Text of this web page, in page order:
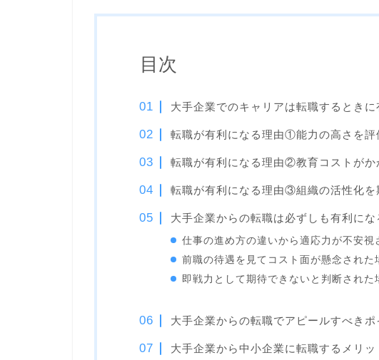
目次
大手企業でのキャリアは転職するときに
転職が有利になる理由①能力の高さを評
転職が有利になる理由②教育コストがか
転職が有利になる理由③組織の活性化を
大手企業からの転職は必ずしも有利に
仕事の進め方の違いから適応力が不安視
前職の待遇を見てコスト面が懸念された
即戦力として期待できないと判断された
大手企業からの転職でアピールすべきポ
大手企業から中小企業に転職するメリッ